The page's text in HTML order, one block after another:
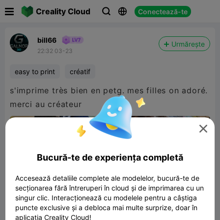
Creality Cloud   Conectează-te
bill66
22:32 03-23
Urmărește
easy to print créatif
s'imprime très bien en petg. mes filles on adoré.
merci au créateur

Bucură-te de experiența completă
Accesează detaliile complete ale modelelor, bucură-te de
secționarea fără întreruperi în cloud și de imprimarea cu un
singur clic. Interacționează cu modelele pentru a câștiga
puncte exclusive și a debloca mai multe surprize, doar în
aplicația Creality Cloud!